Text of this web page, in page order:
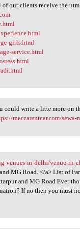
our clients receive the
girls.html
service.html
could write a litte more on
meccarentcar.com/
venues-in-delhi/venue-in-
MG Road. </a> List of
and MG Road Ever
If no then you must